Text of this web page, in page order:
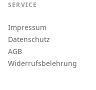
SERVICE
Impressum
Datenschutz
AGB
Widerrufsbelehrung